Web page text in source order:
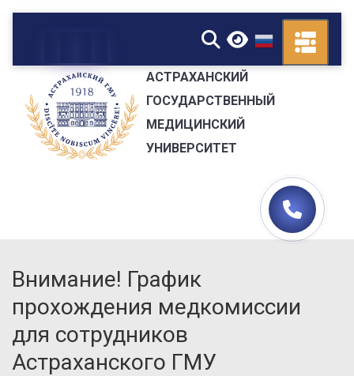
▼
АСТРАХАНСКИЙ
ГОСУДАРСТВЕННЫЙ
МЕДИЦИНСКИЙ
УНИВЕРСИТЕТ
Внимание! График
прохождения медкомиссии
для сотрудников
Астраханского ГМУ